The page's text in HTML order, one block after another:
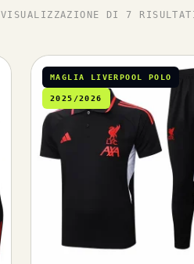
VISUALIZZAZIONE DI 7
MAGLIA LIVERPOOL POLO
2025/2026